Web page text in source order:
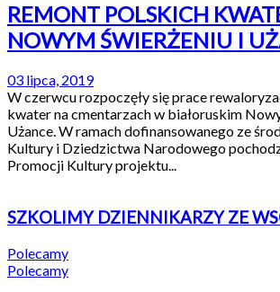
REMONT POLSKICH
NOWYM ŚWIERŻENIU I
03 lipca, 2019
W czerwcu rozpoczęły się prace
kwater na cmentarzach w białoruskim
Użance. W ramach dofinansowanego ze
Kultury i Dziedzictwa Narodowego
Promocji Kultury projektu...
SZKOLIMY DZIENNIKARZY ZE
Polecamy
Polecamy